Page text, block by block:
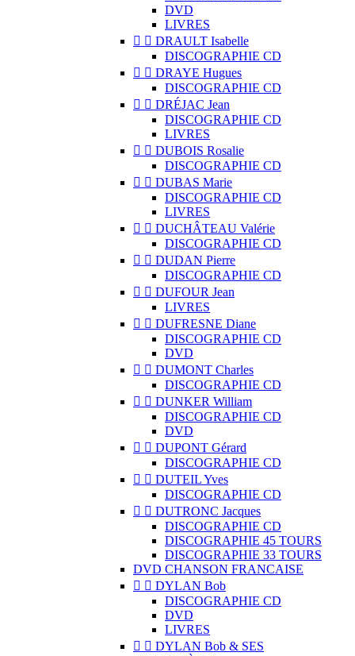
DVD
LIVRES
  DRAULT Isabelle
DISCOGRAPHIE CD
  DRAYE Hugues
DISCOGRAPHIE CD
  DRÉJAC Jean
DISCOGRAPHIE CD
LIVRES
  DUBOIS Rosalie
DISCOGRAPHIE CD
  DUBAS Marie
DISCOGRAPHIE CD
LIVRES
  DUCHÂTEAU Valérie
DISCOGRAPHIE CD
  DUDAN Pierre
DISCOGRAPHIE CD
  DUFOUR Jean
LIVRES
  DUFRESNE Diane
DISCOGRAPHIE CD
DVD
  DUMONT Charles
DISCOGRAPHIE CD
  DUNKER William
DISCOGRAPHIE CD
DVD
  DUPONT Gérard
DISCOGRAPHIE CD
  DUTEIL Yves
DISCOGRAPHIE CD
  DUTRONC Jacques
DISCOGRAPHIE CD
DISCOGRAPHIE 45 TOURS
DISCOGRAPHIE 33 TOURS
DVD CHANSON FRANCAISE
  DYLAN Bob
DISCOGRAPHIE CD
DVD
LIVRES
  DYLAN Bob & SES